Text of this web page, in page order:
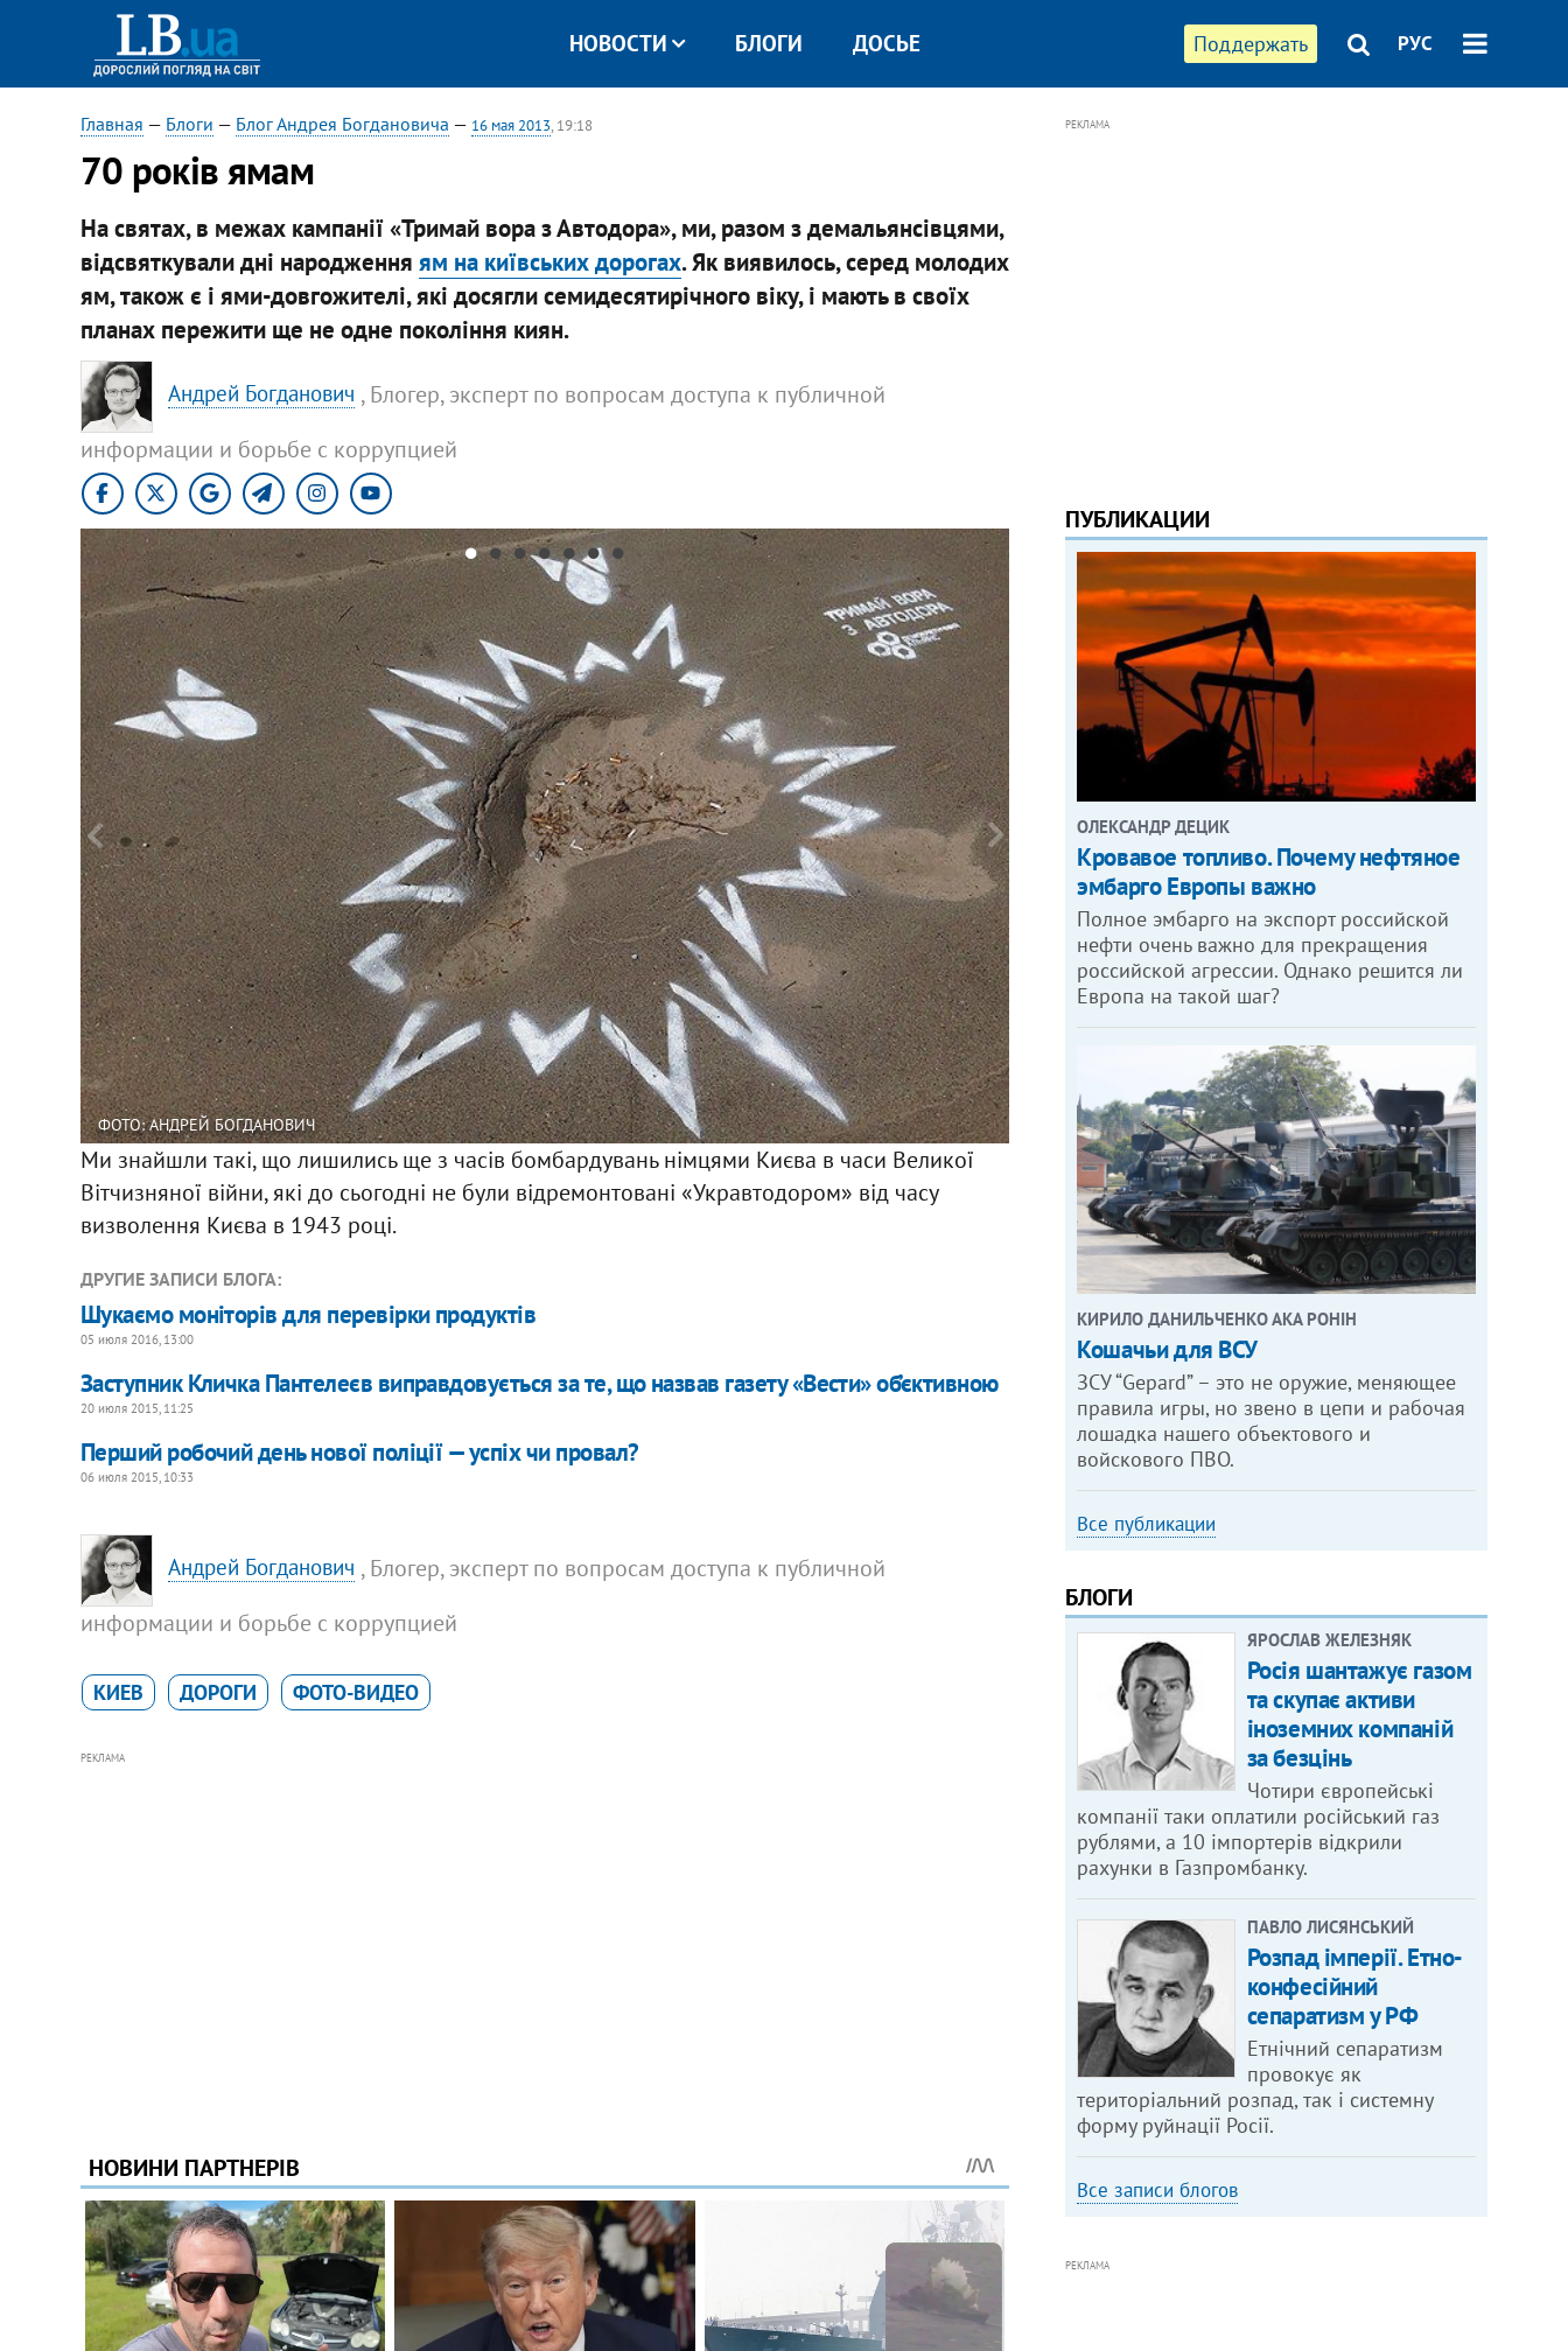
Поддержать РУС
НОВОСТИ БЛОГИ ДОСЬЕ
Главная — Блоги — Блог Андрея Богдановича — 16 мая 2013, 19:18
70 років ямам
На святах, в межах кампанії «Тримай вора з Автодора», ми, разом з демальянсівцями,
відсвяткували дні народження ям на київських дорогах. Як виявилось, серед молодих
ям, також є і ями-довгожителі, які досягли семидесятирічного віку, і мають в своїх
планах пережити ще не одне покоління киян.
Андрей Богданович , Блогер, эксперт по вопросам доступа к публичной
информации и борьбе с коррупцией
ФОТО: АНДРЕЙ БОГДАНОВИЧ ФОТО: АНДРЕЙ БОГДАНОВИЧ
Ми знайшли такі, що лишились ще з часів бомбардувань німцями Києва в часи Великої
Вітчизняної війни, які до сьогодні не були відремонтовані «Укравтодором» від часу
визволення Києва в 1943 році.
ДРУГИЕ ЗАПИСИ БЛОГА:
Шукаємо моніторів для перевірки продуктів
05 июля 2016, 13:00
Заступник Кличка Пантелеєв виправдовується за те, що назвав газету «Вести» об’єктивною
20 июля 2015, 11:25
Перший робочий день нової поліції — успіх чи провал?
06 июля 2015, 10:33
Андрей Богданович , Блогер, эксперт по вопросам доступа к публичной
информации и борьбе с коррупцией
КИЕВ ДОРОГИ ФОТО-ВИДЕО
РЕКЛАМА
РЕКЛАМА
ПУБЛИКАЦИИ
ОЛЕКСАНДР ДЕЦИК
Кровавое топливо. Почему нефтяное
эмбарго Европы важно
Полное эмбарго на экспорт российской
нефти очень важно для прекращения
российской агрессии. Однако решится ли
Европа на такой шаг?
КИРИЛО ДАНИЛЬЧЕНКО АКА РОНІН
Кошачьи для ВСУ
ЗСУ “Gepard” – это не оружие, меняющее
правила игры, но звено в цепи и рабочая
лошадка нашего объектового и
войскового ПВО.
Все публикации
БЛОГИ
ЯРОСЛАВ ЖЕЛЕЗНЯК
Росія шантажує газом
та скупає активи
іноземних компаній
за безцінь
Чотири європейські
компанії таки оплатили російський газ
рублями, а 10 імпортерів відкрили
рахунки в Газпромбанку.
ПАВЛО ЛИСЯНСЬКИЙ
Розпад імперії. Етно-
конфесійний
сепаратизм у РФ
Етнічний сепаратизм
провокує як
територіальний розпад, так і системну
форму руйнації Росії.
Все записи блогов
РЕКЛАМА